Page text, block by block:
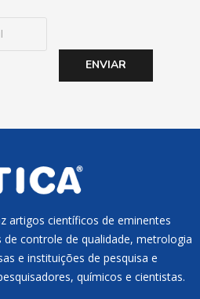
ENVIAR
artigos científicos de eminentes
controle de qualidade, metrologia
e instituições de pesquisa e
químicos e cientistas.